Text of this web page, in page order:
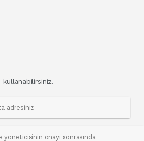
kullanabilirsiniz.